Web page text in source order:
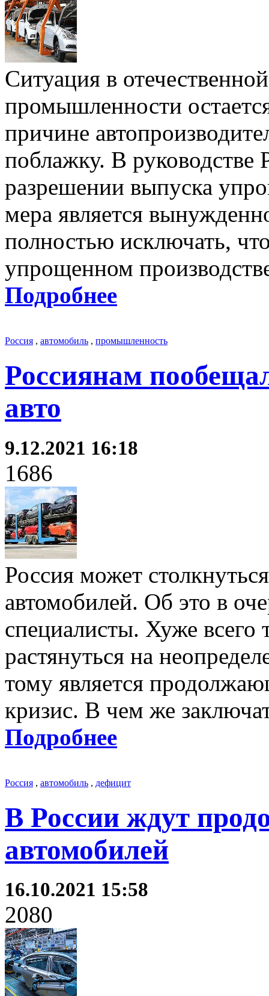
Ситуация в
промышленности
причине
поблажку. В
разрешении выпуска
мера является
полностью исключать,
упрощенном
Подробнее
Россия , автомобиль , промышленность
Россиянам
авто
9.12.2021 16:18
1686
Россия может
автомобилей. Об это в
специалисты. Хуже всего
растянуться на
тому является
кризис. В чем же
Подробнее
Россия , автомобиль , дефицит
В России ждут
автомобилей
16.10.2021 15:58
2080